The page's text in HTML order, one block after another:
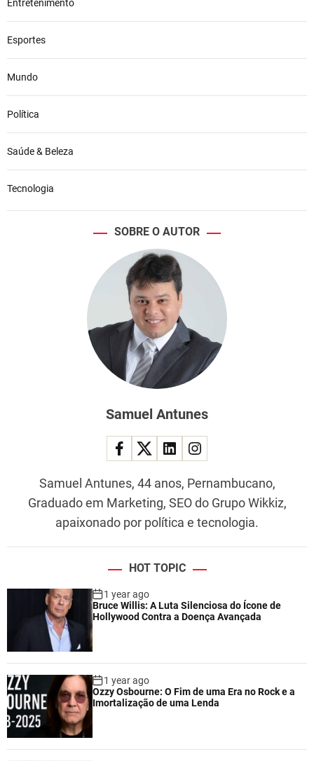
Entretenimento
Esportes
Mundo
Política
Saúde & Beleza
Tecnologia
SOBRE O AUTOR
Samuel Antunes
Samuel Antunes, 44 anos, Pernambucano,
Graduado em Marketing, SEO do Grupo Wikkiz,
apaixonado por política e tecnologia.
HOT TOPIC
1 year ago
Bruce Willis: A Luta Silenciosa do Ícone de
Hollywood Contra a Doença Avançada
1 year ago
Ozzy Osbourne: O Fim de uma Era no Rock e a
Imortalização de uma Lenda